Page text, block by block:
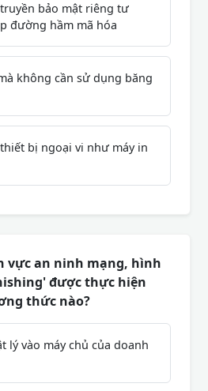
bảo mật riêng tư
đường hầm mã hóa
không cần sử dụng băng
bị ngoại vi như máy in
vực an ninh mạng, hình
được thực hiện
thức nào?
lý vào máy chủ của doanh